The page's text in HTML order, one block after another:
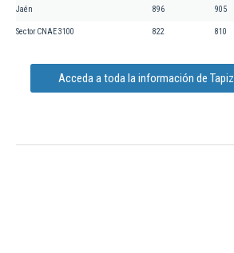
Jaén 896 905
Sector CNAE 3100 822 810
Acceda a toda la información de